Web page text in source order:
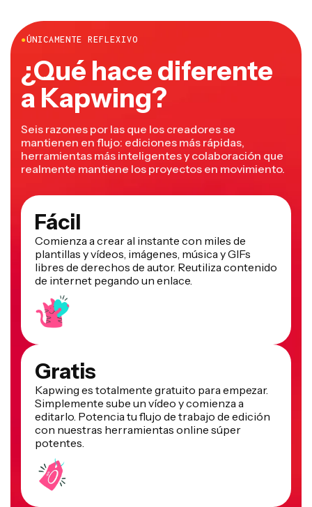
editarlo, quitar el filtro y colaborar con otros.
●ÚNICAMENTE REFLEXIVO
¿Qué hace diferente
a Kapwing?
Seis razones por las que los creadores se
mantienen en flujo: ediciones más rápidas,
herramientas más inteligentes y colaboración que
realmente mantiene los proyectos en movimiento.
Fácil
Comienza a crear al instante con miles de
plantillas y vídeos, imágenes, música y GIFs
libres de derechos de autor. Reutiliza contenido
de internet pegando un enlace.
Gratis
Kapwing es totalmente gratuito para empezar.
Simplemente sube un vídeo y comienza a
editarlo. Potencia tu flujo de trabajo de edición
con nuestras herramientas online súper
potentes.